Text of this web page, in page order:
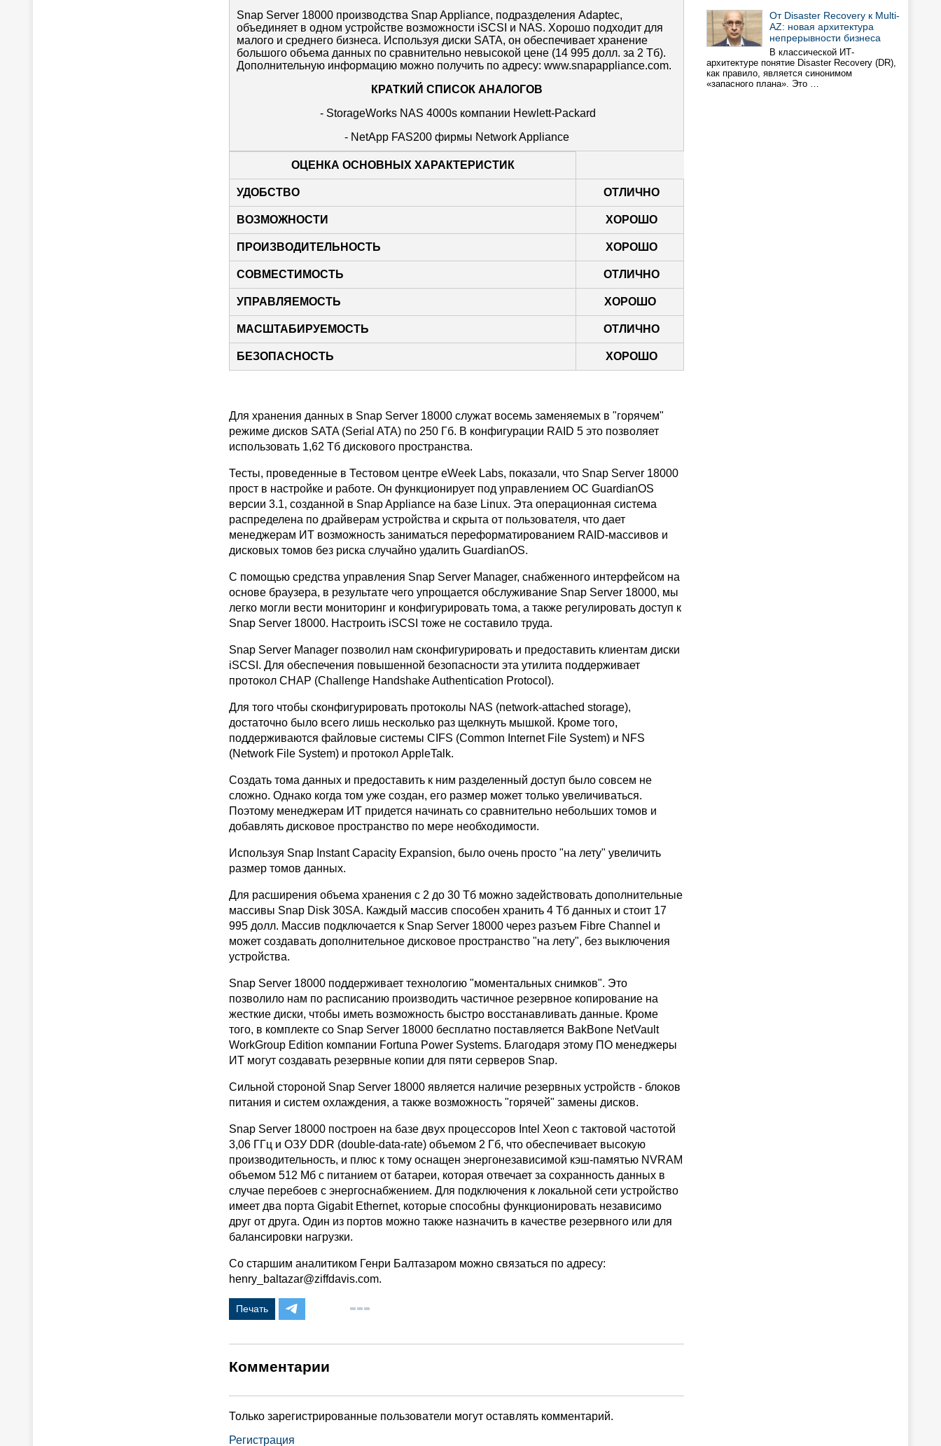
Snap Server 18000 производства Snap Appliance, подразделения Adaptec,
объединяет в одном устройстве возможности iSCSI и NAS. Хорошо подходит для
малого и среднего бизнеса. Используя диски SATA, он обеспечивает хранение
большого объема данных по сравнительно невысокой цене (14 995 долл. за 2 Тб).
Дополнительную информацию можно получить по адресу: www.snapappliance.com.
КРАТКИЙ СПИСОК АНАЛОГОВ
- StorageWorks NAS 4000s компании Hewlett-Packard
- NetApp FAS200 фирмы Network Appliance
ОЦЕНКА ОСНОВНЫХ ХАРАКТЕРИСТИК
УДОБСТВО ОТЛИЧНО
ВОЗМОЖНОСТИ ХОРОШО
ПРОИЗВОДИТЕЛЬНОСТЬ ХОРОШО
СОВМЕСТИМОСТЬ ОТЛИЧНО
УПРАВЛЯЕМОСТЬ ХОРОШО
МАСШТАБИРУЕМОСТЬ ОТЛИЧНО
БЕЗОПАСНОСТЬ ХОРОШО
Для хранения данных в Snap Server 18000 служат восемь заменяемых в "горячем"
режиме дисков SATA (Serial ATA) по 250 Гб. В конфигурации RAID 5 это позволяет
использовать 1,62 Тб дискового пространства.
Тесты, проведенные в Тестовом центре eWeek Labs, показали, что Snap Server 18000
прост в настройке и работе. Он функционирует под управлением ОС GuardianOS
версии 3.1, созданной в Snap Appliance на базе Linux. Эта операционная система
распределена по драйверам устройства и скрыта от пользователя, что дает
менеджерам ИТ возможность заниматься переформатированием RAID-массивов и
дисковых томов без риска случайно удалить GuardianOS.
С помощью средства управления Snap Server Manager, снабженного интерфейсом на
основе браузера, в результате чего упрощается обслуживание Snap Server 18000, мы
легко могли вести мониторинг и конфигурировать тома, а также регулировать доступ к
Snap Server 18000. Настроить iSCSI тоже не составило труда.
Snap Server Manager позволил нам сконфигурировать и предоставить клиентам диски
iSCSI. Для обеспечения повышенной безопасности эта утилита поддерживает
протокол CHAP (Challenge Handshake Authentication Protocol).
Для того чтобы сконфигурировать протоколы NAS (network-attached storage),
достаточно было всего лишь несколько раз щелкнуть мышкой. Кроме того,
поддерживаются файловые системы CIFS (Common Internet File System) и NFS
(Network File System) и протокол AppleTalk.
Создать тома данных и предоставить к ним разделенный доступ было совсем не
сложно. Однако когда том уже создан, его размер может только увеличиваться.
Поэтому менеджерам ИТ придется начинать со сравнительно небольших томов и
добавлять дисковое пространство по мере необходимости.
Используя Snap Instant Capacity Expansion, было очень просто "на лету" увеличить
размер томов данных.
Для расширения объема хранения с 2 до 30 Тб можно задействовать дополнительные
массивы Snap Disk 30SA. Каждый массив способен хранить 4 Тб данных и стоит 17
995 долл. Массив подключается к Snap Server 18000 через разъем Fibre Channel и
может создавать дополнительное дисковое пространство "на лету", без выключения
устройства.
Snap Server 18000 поддерживает технологию "моментальных снимков". Это
позволило нам по расписанию производить частичное резервное копирование на
жесткие диски, чтобы иметь возможность быстро восстанавливать данные. Кроме
того, в комплекте со Snap Server 18000 бесплатно поставляется BakBone NetVault
WorkGroup Edition компании Fortuna Power Systems. Благодаря этому ПО менеджеры
ИТ могут создавать резервные копии для пяти серверов Snap.
Сильной стороной Snap Server 18000 является наличие резервных устройств - блоков
питания и систем охлаждения, а также возможность "горячей" замены дисков.
Snap Server 18000 построен на базе двух процессоров Intel Xeon с тактовой частотой
3,06 ГГц и ОЗУ DDR (double-data-rate) объемом 2 Гб, что обеспечивает высокую
производительность, и плюс к тому оснащен энергонезависимой кэш-памятью NVRAM
объемом 512 Мб с питанием от батареи, которая отвечает за сохранность данных в
случае перебоев с энергоснабжением. Для подключения к локальной сети устройство
имеет два порта Gigabit Ethernet, которые способны функционировать независимо
друг от друга. Один из портов можно также назначить в качестве резервного или для
балансировки нагрузки.
Со старшим аналитиком Генри Балтазаром можно связаться по адресу:
henry_baltazar@ziffdavis.com.
Печать
Комментарии
Только зарегистрированные пользователи могут оставлять комментарий.
Регистрация
От Disaster Recovery к Multi-
AZ: новая архитектура
непрерывности бизнеса
В классической ИТ-
архитектуре понятие Disaster Recovery (DR),
как правило, является синонимом
«запасного плана». Это …